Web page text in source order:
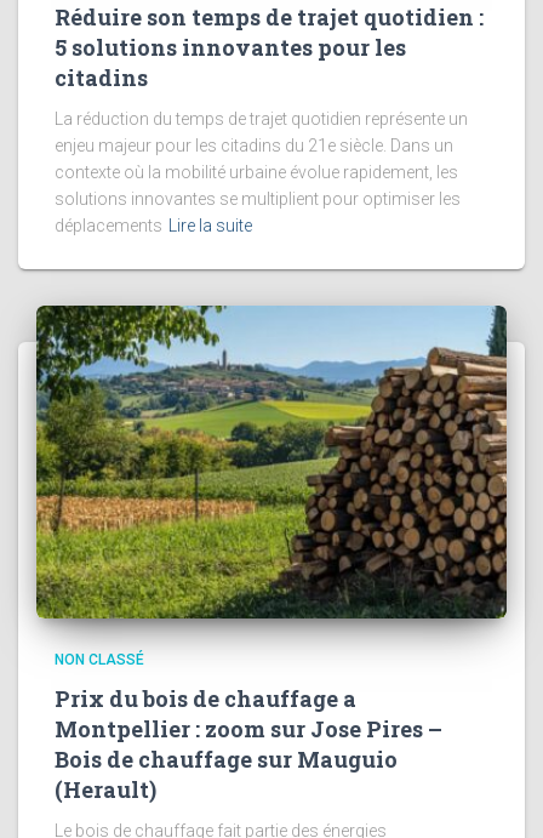
Réduire son temps de trajet quotidien :
5 solutions innovantes pour les
citadins
La réduction du temps de trajet quotidien représente un
enjeu majeur pour les citadins du 21e siècle. Dans un
contexte où la mobilité urbaine évolue rapidement, les
solutions innovantes se multiplient pour optimiser les
déplacements
Lire la suite
NON CLASSÉ
Prix du bois de chauffage a
Montpellier : zoom sur Jose Pires –
Bois de chauffage sur Mauguio
(Herault)
Le bois de chauffage fait partie des énergies